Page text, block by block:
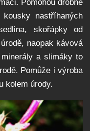
Pomohou drobné
nastříhaných
skořápky od
naopak kávová
a slimáky to
Pomůže i výroba
kolem úrody.